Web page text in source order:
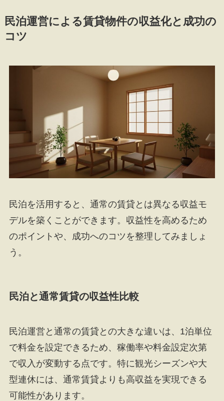
民泊運営による賃貸物件の収益化と成功の
コツ
民泊を活用すると、通常の賃貸とは異なる収益モ
デルを築くことができます。収益性を高めるため
のポイントや、成功へのコツを整理してみましょ
う。
民泊と通常賃貸の収益性比較
民泊運営と通常の賃貸との大きな違いは、1泊単位
で料金を設定できるため、稼働率や料金設定次第
で収入が変動する点です。特に観光シーズンや大
型連休には、通常賃貸よりも高収益を実現できる
可能性があります。